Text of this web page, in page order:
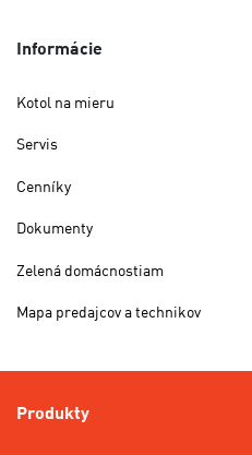
Informácie
Kotol na mieru
Servis
Cenníky
Dokumenty
Zelená domácnostiam
Mapa predajcov a technikov
Produkty